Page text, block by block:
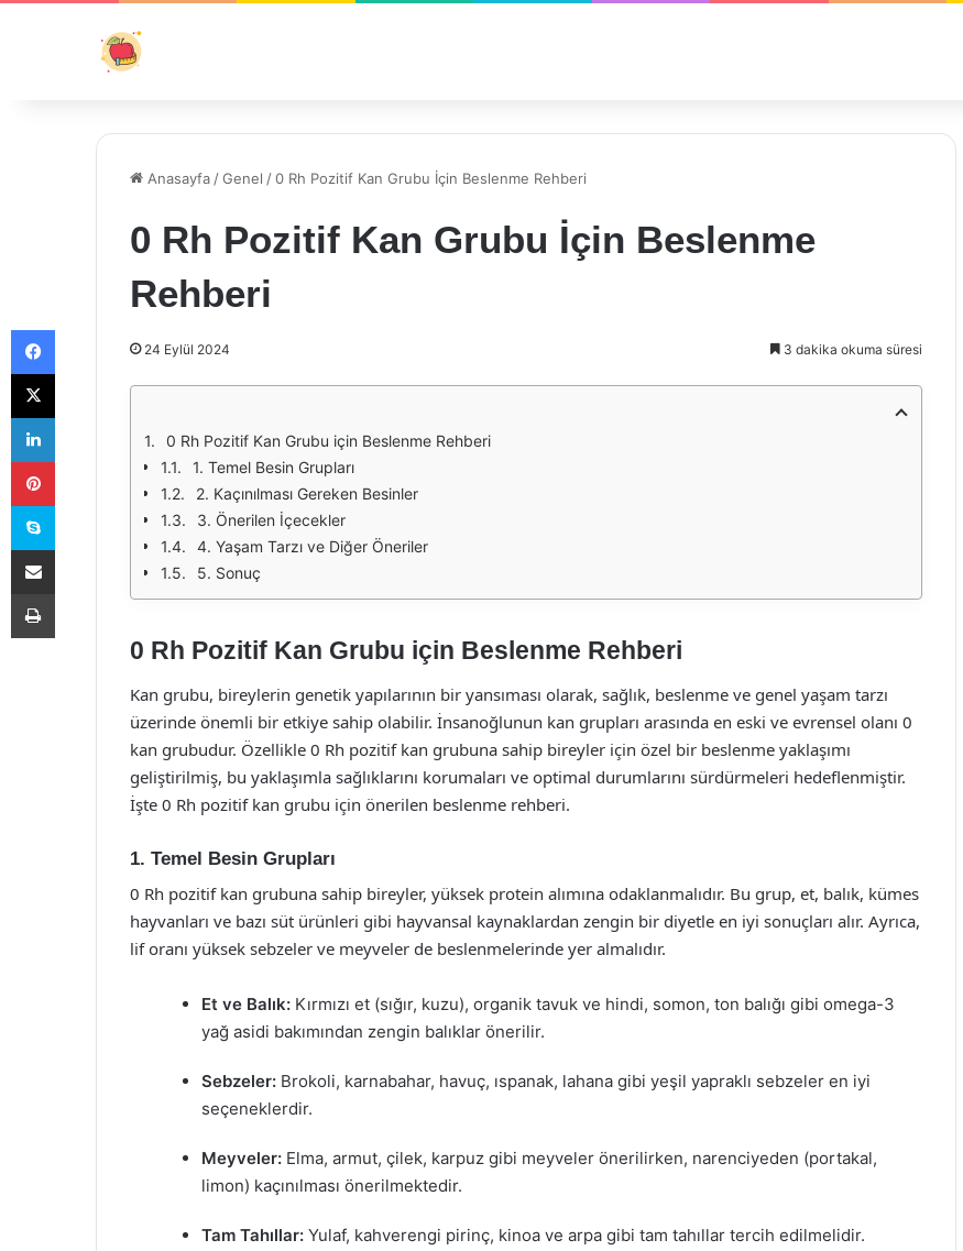
Anasayfa /Genel /0 Rh Pozitif Kan Grubu İçin Beslenme Rehberi
0 Rh Pozitif Kan Grubu İçin Beslenme
Rehberi
24 Eylül 2024 3 dakika okuma süresi
0 Rh Pozitif Kan Grubu için Beslenme Rehberi
1. Temel Besin Grupları
2. Kaçınılması Gereken Besinler
3. Önerilen İçecekler
4. Yaşam Tarzı ve Diğer Öneriler
5. Sonuç
0 Rh Pozitif Kan Grubu için Beslenme Rehberi
Kan grubu, bireylerin genetik yapılarının bir yansıması olarak, sağlık, beslenme ve genel yaşam tarzı
üzerinde önemli bir etkiye sahip olabilir. İnsanoğlunun kan grupları arasında en eski ve evrensel olanı 0
kan grubudur. Özellikle 0 Rh pozitif kan grubuna sahip bireyler için özel bir beslenme yaklaşımı
geliştirilmiş, bu yaklaşımla sağlıklarını korumaları ve optimal durumlarını sürdürmeleri hedeflenmiştir.
İşte 0 Rh pozitif kan grubu için önerilen beslenme rehberi.
1. Temel Besin Grupları
0 Rh pozitif kan grubuna sahip bireyler, yüksek protein alımına odaklanmalıdır. Bu grup, et, balık, kümes
hayvanları ve bazı süt ürünleri gibi hayvansal kaynaklardan zengin bir diyetle en iyi sonuçları alır. Ayrıca,
lif oranı yüksek sebzeler ve meyveler de beslenmelerinde yer almalıdır.
Et ve Balık: Kırmızı et (sığır, kuzu), organik tavuk ve hindi, somon, ton balığı gibi omega-3
yağ asidi bakımından zengin balıklar önerilir.
Sebzeler: Brokoli, karnabahar, havuç, ıspanak, lahana gibi yeşil yapraklı sebzeler en iyi
seçeneklerdir.
Meyveler: Elma, armut, çilek, karpuz gibi meyveler önerilirken, narenciyeden (portakal,
limon) kaçınılması önerilmektedir.
Tam Tahıllar: Yulaf, kahverengi pirinç, kinoa ve arpa gibi tam tahıllar tercih edilmelidir.
Facebook
X
LinkedIn
Pinterest
Skype
E-Posta ile paylaş